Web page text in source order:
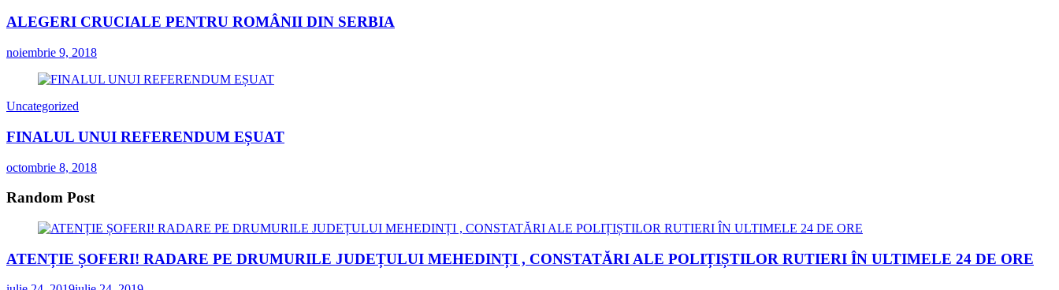
ALEGERI CRUCIALE PENTRU ROMÂNII DIN SERBIA
noiembrie 9, 2018
Uncategorized
FINALUL UNUI REFERENDUM EȘUAT
octombrie 8, 2018
Random Post
ATENȚIE ȘOFERI! RADARE PE DRUMURILE JUDEȚULUI MEHEDINȚI , CONSTATĂRI ALE POLIȚIȘTILOR RUTIERI ÎN ULTIMELE 24 DE ORE